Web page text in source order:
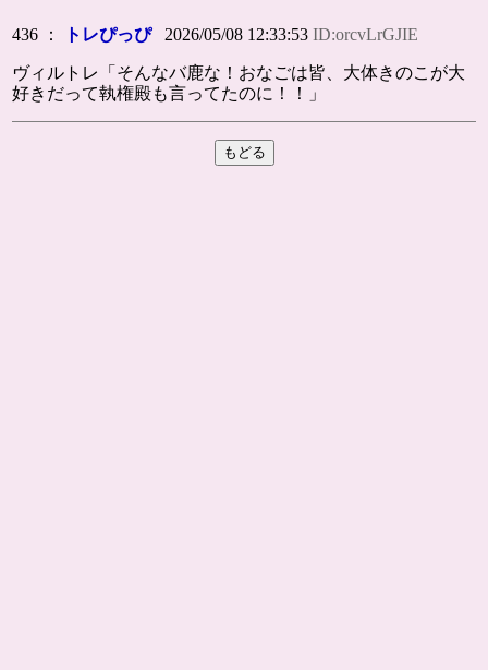
436 ： トレぴっぴ2026/05/08 12:33:53ID:orcvLrGJIE
ヴィルトレ「そんなバ鹿な！おなごは皆、大体きのこが大
好きだって執権殿も言ってたのに！！」